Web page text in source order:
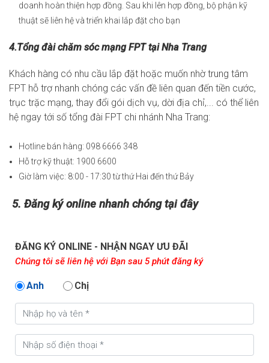
doanh hoàn thiện hợp đồng. Sau khi lên hợp đồng, bộ phận kỹ
thuật sẽ liên hệ và triển khai lắp đặt cho bạn
4.Tổng đài chăm sóc mạng FPT tại Nha Trang
Khách hàng có nhu cầu lắp đặt hoặc muốn nhờ trung tâm
FPT hỗ trợ nhanh chóng các vấn đề liên quan đến tiền cước,
trục trặc mạng, thay đổi gói dịch vụ, dời địa chỉ,... có thể liên
hệ ngay tới số tổng đài FPT chi nhánh Nha Trang:
Hotline bán hàng: 098 6666 348
Hỗ trợ kỹ thuật: 1900 6600
Giờ làm việc: 8:00 - 17:30 từ thứ Hai đến thứ Bảy
5. Đăng ký online nhanh chóng tại đây
ĐĂNG KÝ ONLINE - NHẬN NGAY ƯU ĐÃI
Chúng tôi sẽ liên hệ với Bạn sau 5 phút đăng ký
Anh Chị